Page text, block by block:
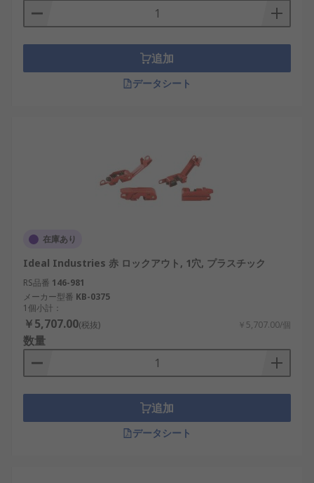
グアウト）の安全手順に不可欠です。 ハスプジョー
は、ロックアウト装置の取り付けポイントを通過
し、 1 つまたは複数の安全南京錠で所定の位置に固
クアウトハスプ / ロックアウト装置とともに使用し
ます。 安全用南京錠は、（ OSHA – Occupational
Safety and Health Administration ）に準拠してい
る必要があります。 従業員 1 名 = 南京錠 1 個 = 鍵 1
丈夫なキャリングケース入り ロックアウトキット
は、作業場に必須の用品です。 ロックアウトキット
には、電気絶縁安全ロックアウト手順に必要なすべ
てが含まれています。
追加
データシート
在庫あり
Ideal Industries 赤 ロックアウト, 1穴, プラスチック
RS品番 146-981
メーカー型番 KB-0375
1個小計：
￥5,707.00(税抜) ￥5,707.00/個
数量
追加
データシート